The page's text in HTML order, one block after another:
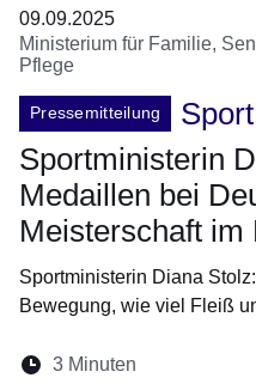
09.09.2025
Ministerium für Familie,
Pflege
Pressemitteilung
Sport
Sportministerin
Medaillen bei
Meisterschaft im
Sportministerin Diana
Bewegung, wie viel Fleiß
Lesedauer:
3 Minuten